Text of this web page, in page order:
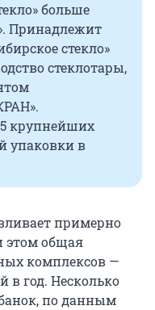
больше
Принадлежит
стекло»
стеклотары,
крупнейших
упаковки в
примерно
этом общая
комплексов —
в год. Несколько
по данным